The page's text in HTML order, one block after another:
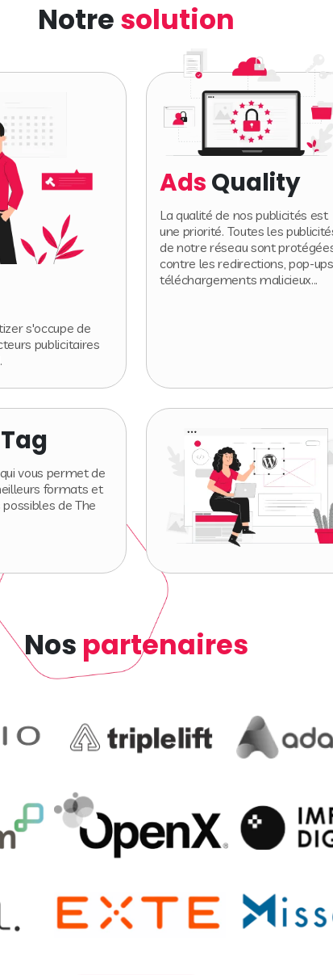
Notresolution
s'occupe de
publicitaires
AdsQuality
La qualité de nos publicités est
une priorité. Toutes les
de notre réseau sont
contre les redirections, pop-ups,
téléchargements malicieux...
Tag
vous permet de
formats et
de The
Nos partenaires